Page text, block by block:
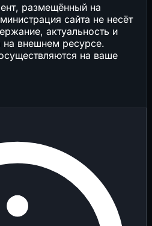
размещённый на
сайта не несёт
актуальность и
на внешнем ресурсе.
на ваше